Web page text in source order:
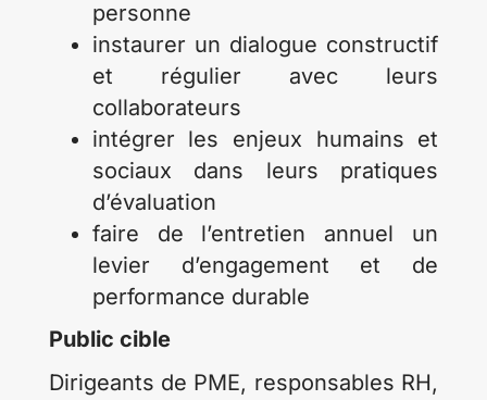
personne
instaurer un dialogue constructif
et régulier avec leurs
collaborateurs
intégrer les enjeux humains et
sociaux dans leurs pratiques
d’évaluation
faire de l’entretien annuel un
levier d’engagement et de
performance durable
Public cible
Dirigeants de PME, responsables RH,